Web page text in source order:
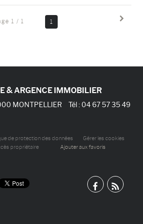
1 / 1 1
& ARGENCE IMMOBILIER
MONTPELLIER Tél : 04 67 57 35 49
de protection des données
Gérer les cookies
propriétaire Ajouter aux favoris